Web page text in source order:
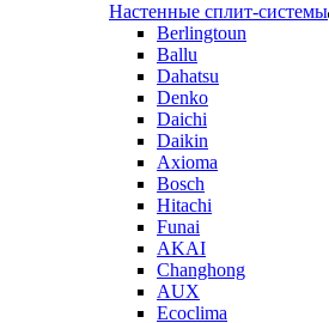
Настенные сплит-системы
Berlingtoun
Ballu
Dahatsu
Denko
Daichi
Daikin
Axioma
Bosch
Hitachi
Funai
AKAI
Changhong
AUX
Ecoclima